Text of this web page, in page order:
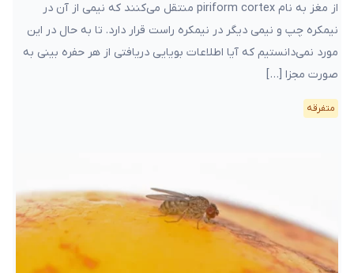
از مغز به نام piriform cortex منتقل می‌کنند که نیمی از آن در
نیمکره چپ و نیمی دیگر در نیمکره راست قرار دارد. تا به حال در این
مورد نمی‌دانستیم که آیا اطلاعات بویایی دریافتی از هر حفره بینی به
صورت مجزا […]
متفرقه